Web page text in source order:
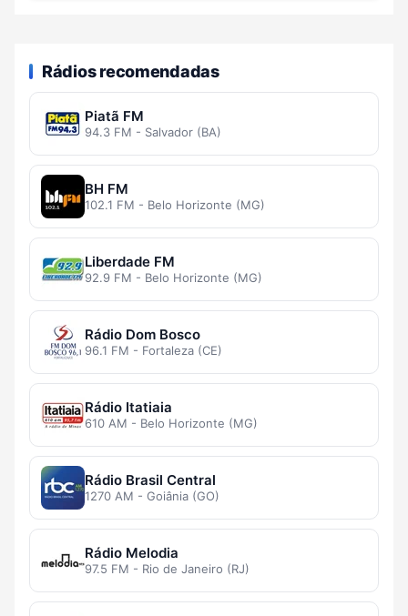
Rádios recomendadas
Piatã FM
94.3 FM - Salvador (BA)
BH FM
102.1 FM - Belo Horizonte (MG)
Liberdade FM
92.9 FM - Belo Horizonte (MG)
Rádio Dom Bosco
96.1 FM - Fortaleza (CE)
Rádio Itatiaia
610 AM - Belo Horizonte (MG)
Rádio Brasil Central
1270 AM - Goiânia (GO)
Rádio Melodia
97.5 FM - Rio de Janeiro (RJ)